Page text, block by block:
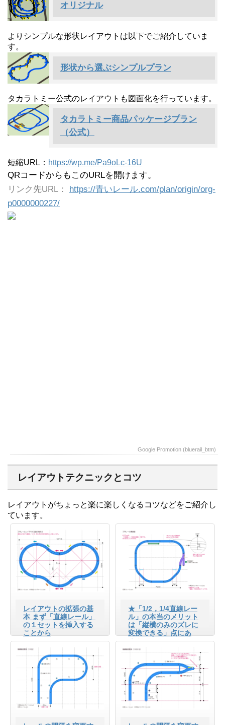
オリジナル
よりシンプルな形状レイアウトは以下でご紹介していま
す。
形状から選ぶシンプルプラン
タカラトミー公式のレイアウトも図面化を行っています。
タカラトミー商品パッケージプラン
（公式）
短縮URL： https://wp.me/Pa9oLc-16U
QRコードからもこのURLを開けます。
リンク先URL： https://青いレール.com/plan/origin/org-
p0000000227/
Google Promotion (bluerail_btm)
レイアウトテクニックとコツ
レイアウトがちょっと楽に楽しくなるコツなどをご紹介し
ています。
レイアウトの拡張の基
本 まず「直線レール」
の１セットを挿入する
ことから
★「1/2，1/4直線レー
ル」の本当のメリット
は「縦横のみのズレに
変換できる」点にあ
る！